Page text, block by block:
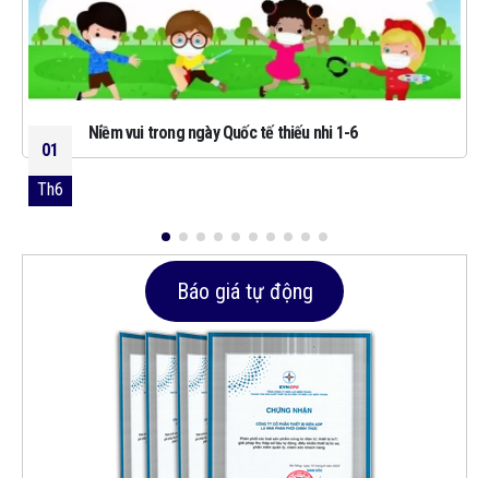
01
Th6
Niềm vui trong ngày Quốc tế thiếu nhi 1-6
Báo giá tự động